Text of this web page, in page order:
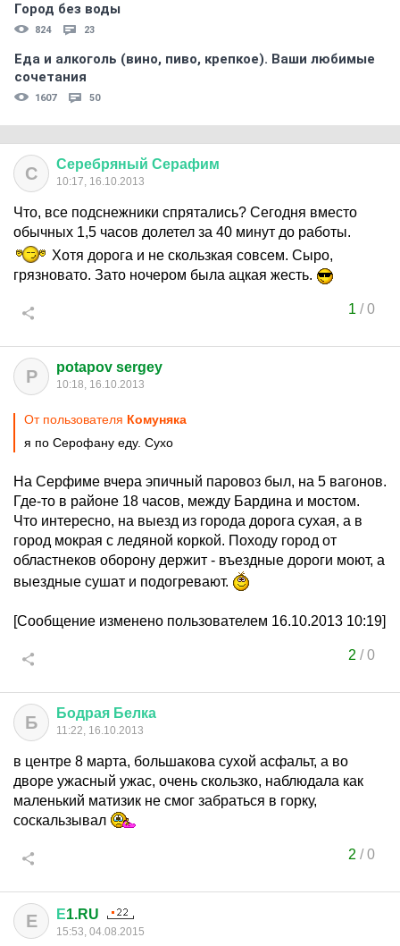
Город без воды
824 23
Еда и алкоголь (вино, пиво, крепкое). Ваши любимые
сочетания
1607 50
С Серебряный Серафим
10:17, 16.10.2013
Что, все подснежники спрятались? Сегодня вместо
обычных 1,5 часов долетел за 40 минут до работы.
Хотя дорога и не скользкая совсем. Сыро,
грязновато. Зато ночером была ацкая жесть.
1 /0
P potapov sergey
10:18, 16.10.2013
От пользователя Комуняка
я по Серофану еду. Сухо
На Серфиме вчера эпичный паровоз был, на 5 вагонов.
Где-то в районе 18 часов, между Бардина и мостом.
Что интересно, на выезд из города дорога сухая, а в
город мокрая с ледяной коркой. Походу город от
областнеков оборону держит - въездные дороги моют, а
выездные сушат и подогревают.
[Сообщение изменено пользователем 16.10.2013 10:19]
2 /0
Б Бодрая Белка
11:22, 16.10.2013
в центре 8 марта, большакова сухой асфальт, а во
дворе ужасный ужас, очень скользко, наблюдала как
маленький матизик не смог забраться в горку,
соскальзывал
2 /0
Е Е1.RU
15:53, 04.08.2015